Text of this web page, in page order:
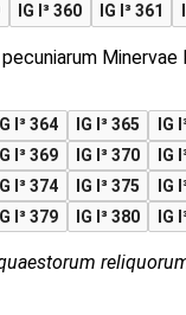
IG I³ 360 IG I³ 361
IG I³ 364 IG I³ 365 IG
IG I³ 369 IG I³ 370 IG
IG I³ 374 IG I³ 375 IG
IG I³ 379 IG I³ 380 IG